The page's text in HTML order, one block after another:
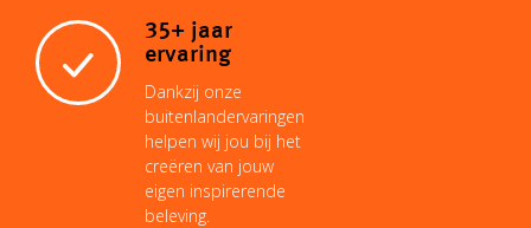
35+ jaar
ervaring
Dankzij onze
buitenlandervaringen
helpen wij jou bij het
creëren van jouw
eigen inspirerende
beleving.